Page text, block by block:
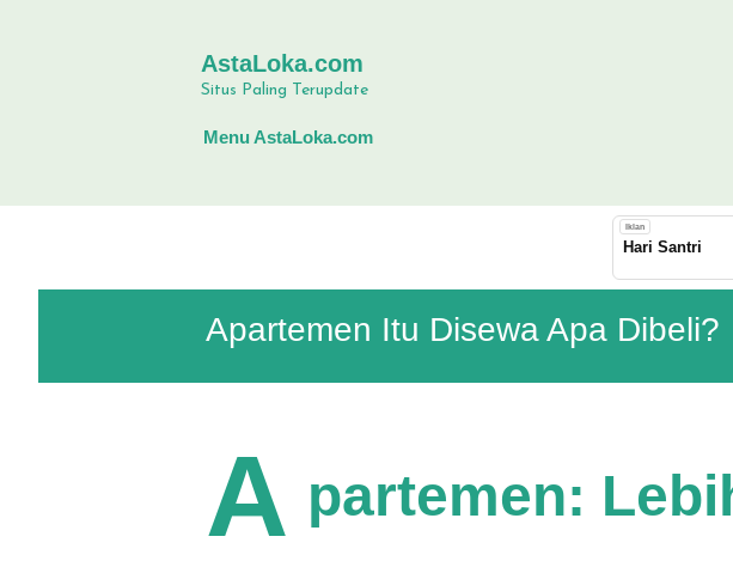
AstaLoka.com
Situs Paling Terupdate
Menu AstaLoka.com
Iklan
Hari Santri
Apartemen Itu Disewa Apa Dibeli?
A partemen: